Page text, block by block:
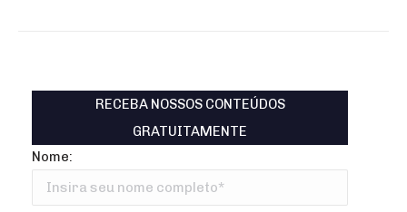
RECEBA NOSSOS CONTEÚDOS
GRATUITAMENTE
Nome: